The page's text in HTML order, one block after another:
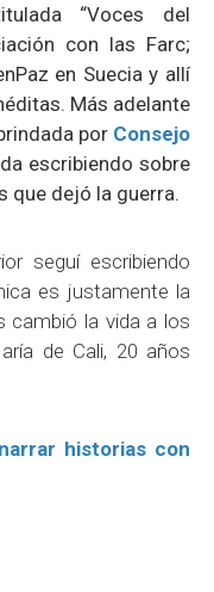
“Voces del
con las Farc;
en Suecia y allí
Más adelante
por Consejo
escribiendo sobre
que dejó la guerra.
seguí escribiendo
es justamente la
cambió la vida a los
de Cali, 20 años
historias con